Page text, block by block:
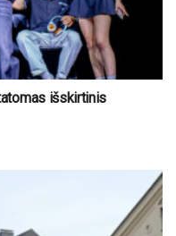
išskirtinis